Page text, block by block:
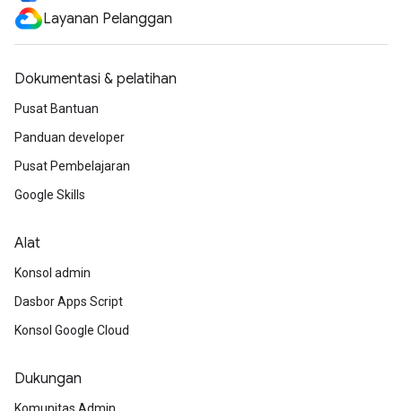
Layanan Pelanggan
Dokumentasi & pelatihan
Pusat Bantuan
Panduan developer
Pusat Pembelajaran
Google Skills
Alat
Konsol admin
Dasbor Apps Script
Konsol Google Cloud
Dukungan